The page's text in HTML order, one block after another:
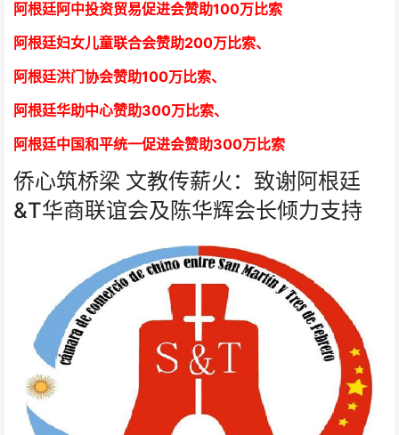
阿根廷阿中投资贸易促进会赞助100万比索
阿根廷妇女儿童联合会赞助200万比索、
阿根廷洪门协会赞助100万比索、
阿根廷华助中心赞助300万比索、
阿根廷中国和平统一促进会赞助300万比索
侨心筑桥梁 文教传薪火：致谢阿根廷
&T华商联谊会及陈华辉会长倾力支持